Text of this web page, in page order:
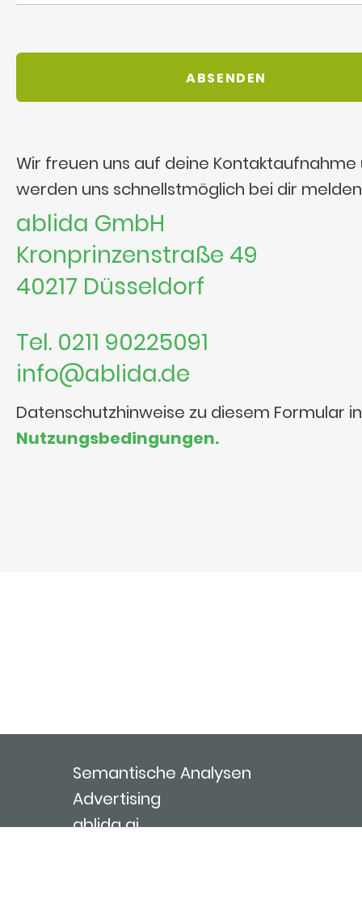
Wir freuen uns auf deine Kontaktaufnahme
werden uns schnellstmöglich bei dir
ablida GmbH
Kronprinzenstraße 49
40217 Düsseldorf
Tel. 0211 90225091
info@ablida.de
Datenschutzhinweise zu diesem Formular
Nutzungsbedingungen.
Semantische Analysen
Advertising
ablida ai